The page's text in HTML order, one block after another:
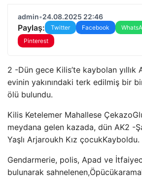
admin•24.08.2025 22:46
Paylaş: Twitter Facebook
Pinterest
2 -Dün gece Kilis’te kaybolan yıllık
evinin yakınındaki terk edilmiş bir
ölü bulundu.
Kilis Ketelemer Mahallese Çekazo
meydana gelen kazada, dün AK2 -
Yaşlı Arjaroukh Kız çocukKayboldu.
Gendarmerie, polis, Apad ve
bulunarak sahnelenen,Öpücük